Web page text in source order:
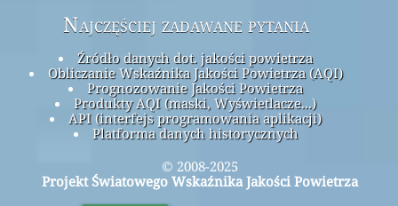
Najczęściej zadawane pytania
Źródło danych dot. jakości powietrza
Obliczanie Wskaźnika Jakości Powietrza (AQI)
Prognozowanie Jakości Powietrza
Produkty AQI (maski, Wyświetlacze...)
API (interfejs programowania aplikacji)
Platforma danych historycznych
© 2008-2025
Projekt Światowego Wskaźnika Jakości Powietrza